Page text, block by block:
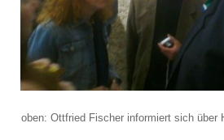
oben: Ottfried Fischer informiert sich über